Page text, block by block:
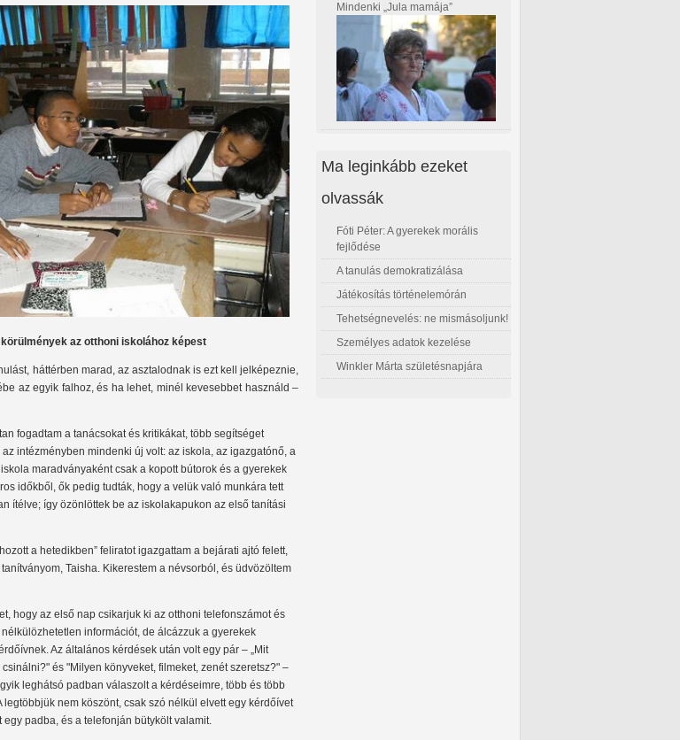
az otthoni iskolához képest
háttérben marad, az asztalodnak is ezt kell jelképeznie,
az egyik falhoz, és ha lehet, minél kevesebbet használd –
fogadtam a tanácsokat és kritikákat, több segítséget
intézményben mindenki új volt: az iskola, az igazgatónő, a
maradványaként csak a kopott bútorok és a gyerekek
időkből, ők pedig tudták, hogy a velük való munkára tett
ítélve; így özönlöttek be az iskolakapukon az első tanítási
a hetedikben” feliratot igazgattam a bejárati ajtó felett,
Taisha. Kikerestem a névsorból, és üdvözöltem
hogy az első nap csikarjuk ki az otthoni telefonszámot és
információt, de álcázzuk a gyerekek
Az általános kérdések után volt egy pár – „Mit
és "Milyen könyveket, filmeket, zenét szeretsz?" –
leghátsó padban válaszolt a kérdéseimre, több és több
legtöbbjük nem köszönt, csak szó nélkül elvett egy kérdőívet
padba, és a telefonján bütykölt valamit.
Mindenki „Jula mamája”
Ma leginkább ezeket
olvassák
Fóti Péter: A gyerekek morális
fejlődése
A tanulás demokratizálása
Játékosítás történelemórán
Tehetségnevelés: ne mismásoljunk!
Személyes adatok kezelése
Winkler Márta születésnapjára